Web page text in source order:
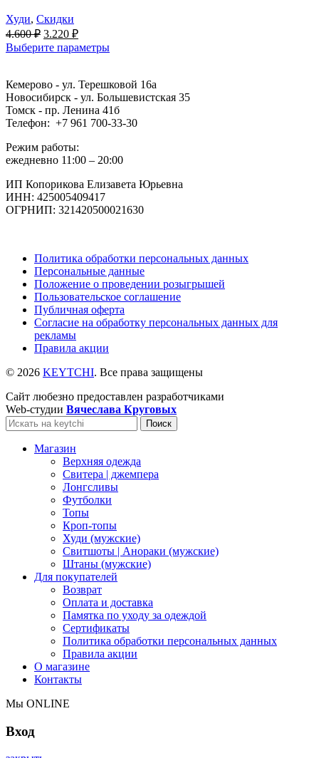
Худи, Скидки
4.600₽ Первоначальная
цена
составляла
3.220 ₽Текущая
цена:
Выберите параметры
Кемерово - ул. Терешковой 16а
Новосибирск - ул. Большевистская 35
Томск - пр. Ленина 41б
Телефон: +7 961 700-33-30
Режим работы:
ежедневно 11:00 – 20:00
ИП Копорикова Елизавета Юрьевна
ИНН: 425005409417
ОГРНИП: 321420500021630
Политика обработки персональных данных
Персональные данные
Положение о проведении розыгрышей
Пользовательское соглашение
Публичная оферта
Согласие на обработку персональных данных для
рекламы
Правила акции
© 2026 KEYTCHI. Все права защищены
Сайт любезно предоставлен разработчиками
Web-студии Вячеслава Круговых
Поиск
Магазин
Верхняя одежда
Свитера | джемпера
Лонгсливы
Футболки
Топы
Кроп-топы
Худи (мужские)
Свитшоты | Анораки (мужские)
Штаны (мужские)
Для покупателей
Возврат
Оплата и доставка
Памятка по уходу за одеждой
Сертификаты
Политика обработки персональных данных
Правила акции
О магазине
Контакты
Мы ONLINE
Вход